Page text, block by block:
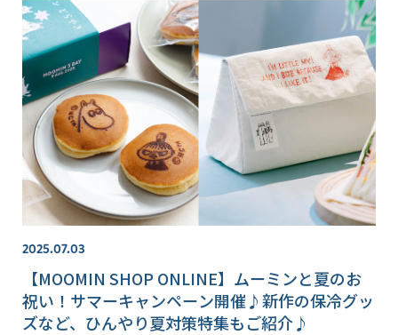
2025.07.03
【MOOMIN SHOP ONLINE】ムーミンと夏のお
祝い！サマーキャンペーン開催♪新作の保冷グッ
ズなど、ひんやり夏対策特集もご紹介♪